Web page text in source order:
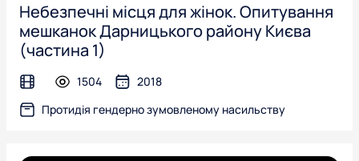
Небезпечні місця для жінок. Опитування
мешканок Дарницького району Києва
(частина 1)
video 1504
2018
Протидія гендерно зумовленому насильству